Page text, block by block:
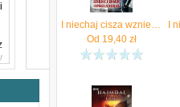
I niechaj cisza wznieci wojnę [Domagalski Dariusz]
Od 19,40zł